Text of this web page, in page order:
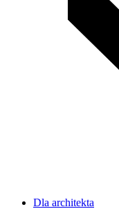
Dla architekta